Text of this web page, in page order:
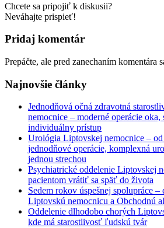
Chcete sa pripojiť k diskusii?
Neváhajte prispieť!
Pridaj komentár
Prepáčte, ale pred zanechaním komentára
Najnovšie články
Jednodňová očná zdravotná
nemocnice – moderné operácie oka,
individuálny prístup
Urológia Liptovskej nemocnice –
jednodňové operácie, komplexná
jednou strechou
Psychiatrické oddelenie Liptovskej
pacientom vrátiť sa späť do života
Sedem rokov úspešnej spolupráce –
Liptovskú nemocnicu a Obchodnú
Oddelenie dlhodobo chorých
kde má starostlivosť ľudskú tvár